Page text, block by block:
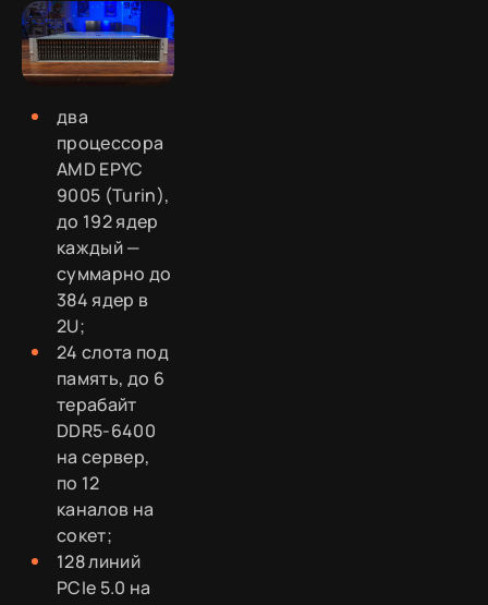
два
процессора
AMD EPYC
9005 (Turin),
до 192 ядер
каждый —
суммарно до
384 ядер в
2U;
24 слота под
память, до 6
терабайт
DDR5-6400
на сервер,
по 12
каналов на
сокет;
128 линий
PCIe 5.0 на